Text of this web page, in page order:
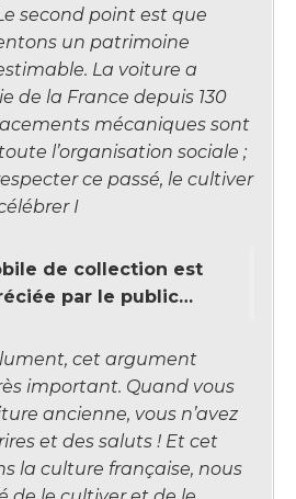
second point est que
un patrimoine
La voiture a
de la France depuis 130
mécaniques sont
l’organisation sociale ;
ce passé, le cultiver
I
de collection est
par le public…
cet argument
important. Quand vous
ancienne, vous n’avez
et des saluts ! Et cet
la culture française, nous